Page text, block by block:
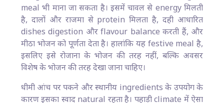
meal भी माना जा सकता है। इसमें चावल से energy मिलती
है, दालों और राजमा से protein मिलता है, दही आधारित
dishes digestion और flavour balance करती हैं, और
मीठा भोजन को पूर्णता देता है। हालांकि यह festive meal है,
इसलिए इसे रोजाना के भोजन की तरह नहीं, बल्कि अवसर
विशेष के भोजन की तरह देखा जाना चाहिए।
धीमी आंच पर पकने और स्थानीय ingredients के उपयोग के
कारण इसका स्वाद natural रहता है। पहाड़ी climate में ऐसा